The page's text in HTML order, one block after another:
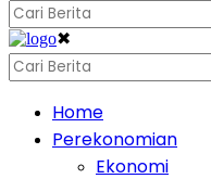
✖
Home
Perekonomian
Ekonomi